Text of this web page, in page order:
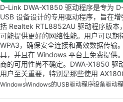
D-Link DWA-X1850 驱动程序是专为
USB 设备设计的专用驱动程序，旨在
括 Realtek RTL8852AU 驱动程序版本
可能提供更好的网络性能。用户可以期
WPA3，确保安全连接和高效数据传输
具，并且在 Windows 平台上免费提供
商的可用性尚不确定。DWA-X1850 驱
用户至关重要，特别是那些使用
WindowsWindows的USB驱动程序设备驱动